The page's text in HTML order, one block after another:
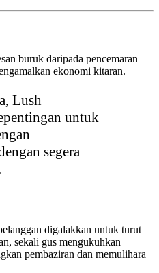
buruk daripada pencemaran
ekonomi kitaran.
Lush
untuk
segera
digalakkan untuk turut
sekali gus mengukuhkan
pembaziran dan memulihara